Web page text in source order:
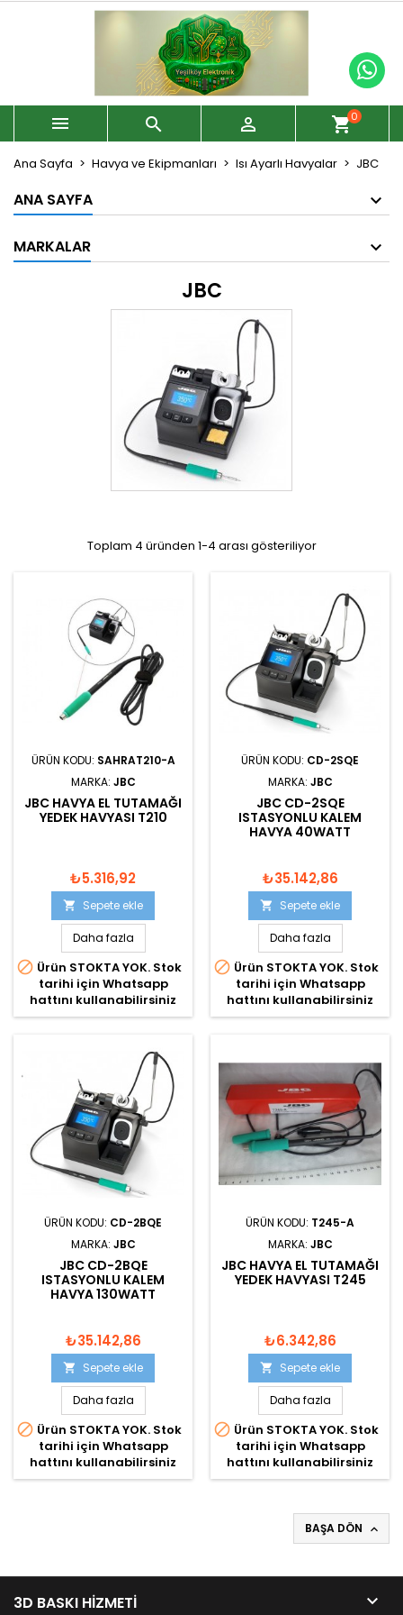
   shopping_cart0
Ana Sayfa Havya ve Ekipmanları Isı Ayarlı Havyalar JBC
ANA SAYFA
MARKALAR
JBC
Toplam 4 üründen 1-4 arası gösteriliyor
ÜRÜN KODU: SAHRAT210-A
MARKA: JBC
JBC HAVYA EL TUTAMAĞI
YEDEK HAVYASI T210
₺5.316,92
 Sepete ekle
Daha fazla
 Ürün STOKTA YOK. Stok
tarihi için Whatsapp
hattını kullanabilirsiniz
ÜRÜN KODU: CD-2SQE
MARKA: JBC
JBC CD-2SQE
ISTASYONLU KALEM
HAVYA 40WATT
₺35.142,86
 Sepete ekle
Daha fazla
 Ürün STOKTA YOK. Stok
tarihi için Whatsapp
hattını kullanabilirsiniz
ÜRÜN KODU: CD-2BQE
MARKA: JBC
JBC CD-2BQE
ISTASYONLU KALEM
HAVYA 130WATT
₺35.142,86
 Sepete ekle
Daha fazla
 Ürün STOKTA YOK. Stok
tarihi için Whatsapp
hattını kullanabilirsiniz
ÜRÜN KODU: T245-A
MARKA: JBC
JBC HAVYA EL TUTAMAĞI
YEDEK HAVYASI T245
₺6.342,86
 Sepete ekle
Daha fazla
 Ürün STOKTA YOK. Stok
tarihi için Whatsapp
hattını kullanabilirsiniz
BAŞA DÖN 
3D BASKI HIZMETI 